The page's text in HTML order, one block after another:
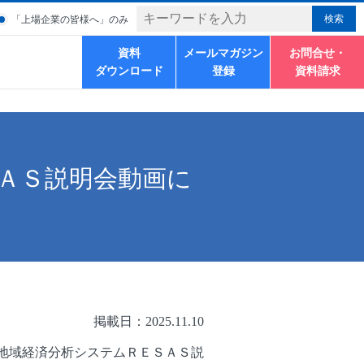
「上場企業の皆様へ」のみ
資料
ダウンロード
メールマガジン
登録
お問合せ・
資料請求
Ｓ説明会動画に
掲載日：2025.11.10
経済分析システムＲＥＳＡＳ説